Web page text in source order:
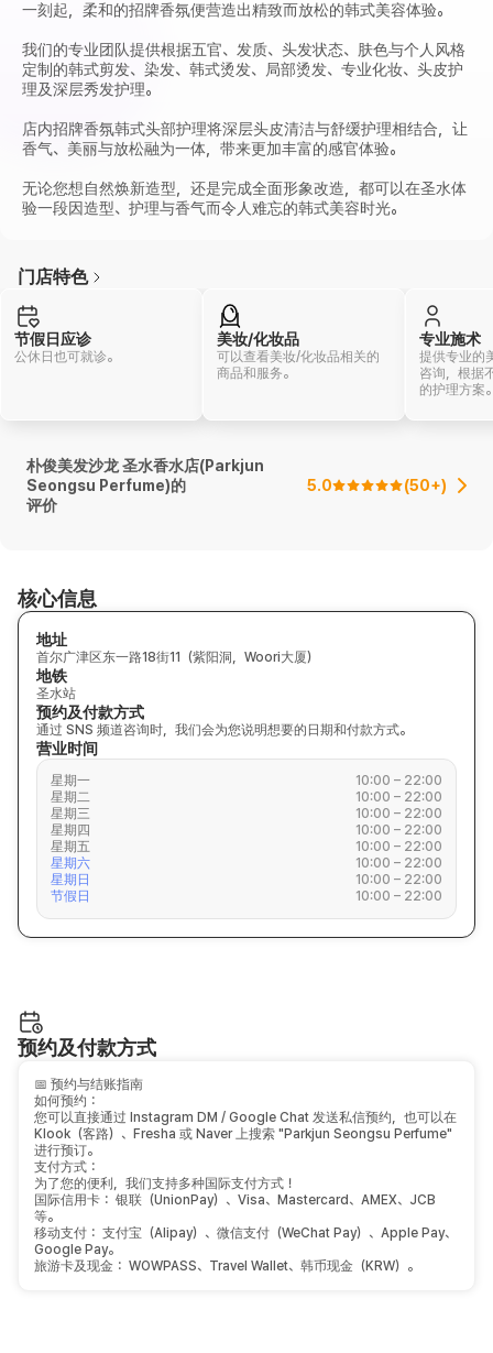
一刻起，柔和的招牌香氛便营造出精致而放松的韩式美容体验。
我们的专业团队提供根据五官、发质、头发状态、肤色与个人风格
定制的韩式剪发、染发、韩式烫发、局部烫发、专业化妆、头皮护
理及深层秀发护理。
店内招牌香氛韩式头部护理将深层头皮清洁与舒缓护理相结合，让
香气、美丽与放松融为一体，带来更加丰富的感官体验。
无论您想自然焕新造型，还是完成全面形象改造，都可以在圣水体
验一段因造型、护理与香气而令人难忘的韩式美容时光。
门店特色
节假日应诊
公休日也可就诊。
美妆/化妆品
可以查看美妆/化妆品相关的
商品和服务。
专业施术
提供专业的
咨询，根据
的护理方案
朴俊美发沙龙 圣水香水店(Parkjun
Seongsu Perfume)的
评价
5.0 (50+)
核心信息
地址
首尔广津区东一路18街11（紫阳洞，Woori大厦）
地铁
圣水站
预约及付款方式
通过 SNS 频道咨询时，我们会为您说明想要的日期和付款方式。
营业时间
星期一
10:00 – 22:00
星期二
10:00 – 22:00
星期三
10:00 – 22:00
星期四
10:00 – 22:00
星期五
10:00 – 22:00
星期六
10:00 – 22:00
星期日
10:00 – 22:00
节假日
10:00 – 22:00
预约及付款方式
📅 预约与结账指南
如何预约：
您可以直接通过 Instagram DM / Google Chat 发送私信预约，也可以在
Klook（客路）、Fresha 或 Naver 上搜索 "Parkjun Seongsu Perfume"
进行预订。
支付方式：
为了您的便利，我们支持多种国际支付方式！
国际信用卡： 银联（UnionPay）、Visa、Mastercard、AMEX、JCB
等。
移动支付： 支付宝（Alipay）、微信支付（WeChat Pay）、Apple Pay、
Google Pay。
旅游卡及现金： WOWPASS、Travel Wallet、韩币现金（KRW）。